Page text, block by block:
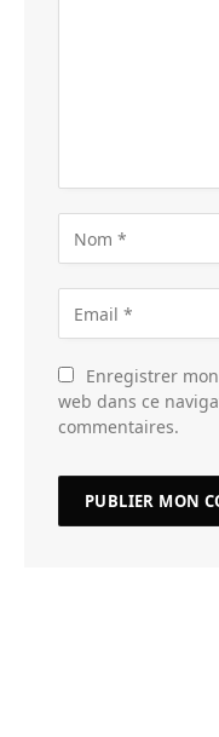
Enregistrer
web dans ce
commentaires.